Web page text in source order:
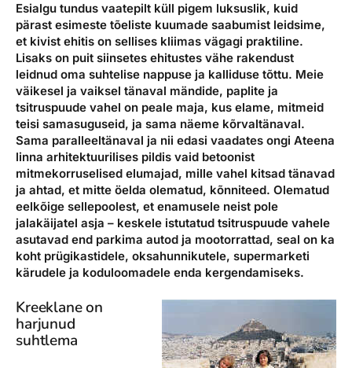
Esialgu tundus vaatepilt küll pigem luksuslik, kuid
pärast esimeste tõeliste kuumade saabumist leidsime,
et kivist ehitis on sellises kliimas vägagi praktiline.
Lisaks on puit siinsetes ehitustes vähe rakendust
leidnud oma suhtelise nappuse ja kalliduse tõttu. Meie
väikesel ja vaiksel tänaval mändide, paplite ja
tsitruspuude vahel on peale maja, kus elame, mitmeid
teisi samasuguseid, ja sama näeme kõrvaltänaval.
Sama paralleeltänaval ja nii edasi vaadates ongi Ateena
linna arhitektuurilises pildis vaid betoonist
mitmekorruselised elumajad, mille vahel kitsad tänavad
ja ahtad, et mitte öelda olematud, kõnniteed. Olematud
eelkõige sellepoolest, et enamusele neist pole
jalakäijatel asja – keskele istutatud tsitruspuude vahele
asutavad end parkima autod ja mootorrattad, seal on ka
koht prügikastidele, oksahunnikutele, supermarketi
kärudele ja koduloomadele enda kergendamiseks.
Kreeklane on
harjunud
suhtlema